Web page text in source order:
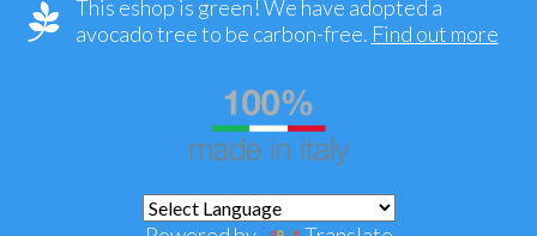
This eshop is green! We have adopted a
avocado tree to be carbon-free. Find out more